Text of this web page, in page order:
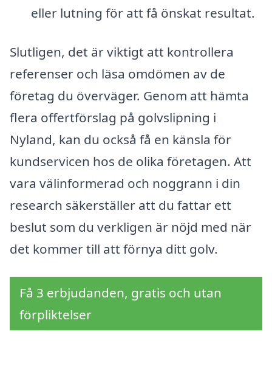
eller lutning för att få önskat resultat.
Slutligen, det är viktigt att kontrollera
referenser och läsa omdömen av de
företag du överväger. Genom att hämta
flera offertförslag på golvslipning i
Nyland, kan du också få en känsla för
kundservicen hos de olika företagen. Att
vara välinformerad och noggrann i din
research säkerställer att du fattar ett
beslut som du verkligen är nöjd med när
det kommer till att förnya ditt golv.
Få 3 erbjudanden, gratis och utan
förpliktelser